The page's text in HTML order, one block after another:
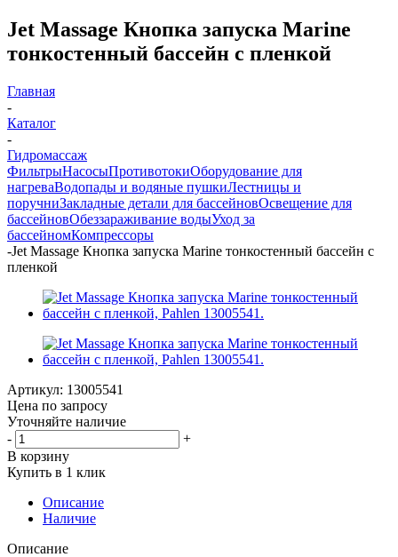
Jet Massage Кнопка запуска Marine
тонкостенный бассейн с пленкой
Главная
-
Каталог
-
Гидромассаж
ФильтрыНасосыПротивотокиОборудование для
нагреваВодопады и водяные пушкиЛестницы и
поручниЗакладные детали для бассейновОсвещение для
бассейновОбеззараживание водыУход за
бассейномКомпрессоры
-Jet Massage Кнопка запуска Marine тонкостенный бассейн с
пленкой
Артикул: 13005541
Цена по запросу
Уточняйте наличие
-
+
В корзину
Купить в 1 клик
Описание
Наличие
Описание